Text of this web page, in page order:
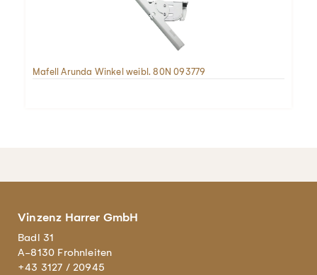
Mafell Arunda Winkel weibl. 80N 093779
Vinzenz Harrer GmbH
Badl 31
A-8130 Frohnleiten
+43 3127 / 20945